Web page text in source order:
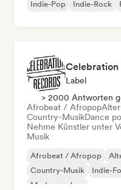
Indie-Pop
Indie-Rock
Celebration
Label
> 2000 Antworten
Afrobeat / Afropop
Country-MusikDance
Nehme Künstler unter
Musik
Afrobeat / Afropop
Country-Musik
Indie-
Moderner Jazz